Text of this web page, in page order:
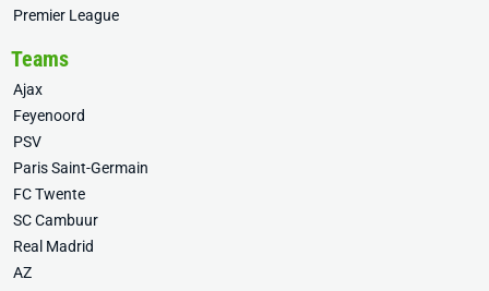
Premier League
Teams
Ajax
Feyenoord
PSV
Paris Saint-Germain
FC Twente
SC Cambuur
Real Madrid
AZ